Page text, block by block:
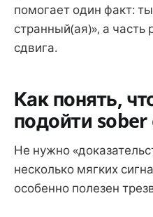
помогает один факт:
странный(ая)», а часть
сдвига.
Как понять,
подойти
Не нужно
несколько мягких
особенно полезен